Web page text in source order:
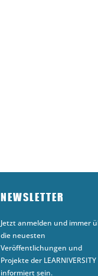
NEWSLETTER
Jetzt anmelden und immer
die neuesten
Veröffentlichungen und
Projekte der LEARNIVERSITY
informiert sein.